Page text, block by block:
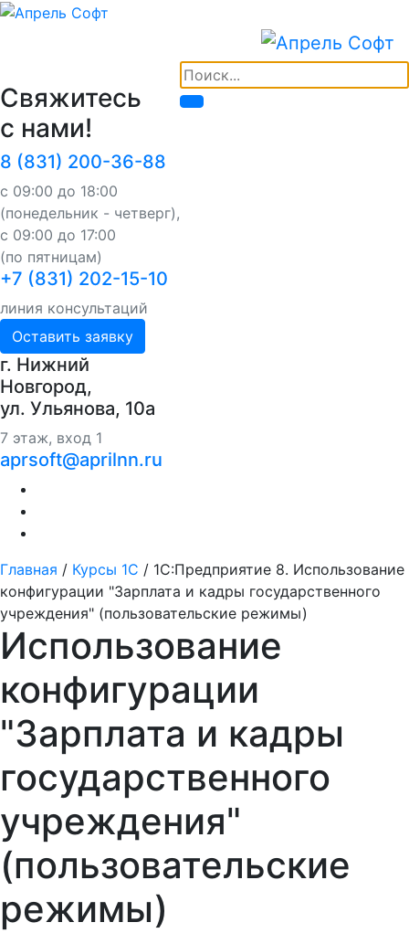
Свяжитесь
с нами!
8 (831) 200-36-88
с 09:00 до 18:00
(понедельник - четверг),
с 09:00 до 17:00
(по пятницам)
+7 (831) 202-15-10
линия консультаций
Оставить заявку
г. Нижний
Новгород,
ул. Ульянова, 10a
7 этаж, вход 1
aprsoft@aprilnn.ru
Главная / Курсы 1С / 1С:Предприятие 8. Использование
конфигурации "Зарплата и кадры государственного
учреждения" (пользовательские режимы)
Использование
конфигурации
"Зарплата и кадры
государственного
учреждения"
(пользовательские
режимы)